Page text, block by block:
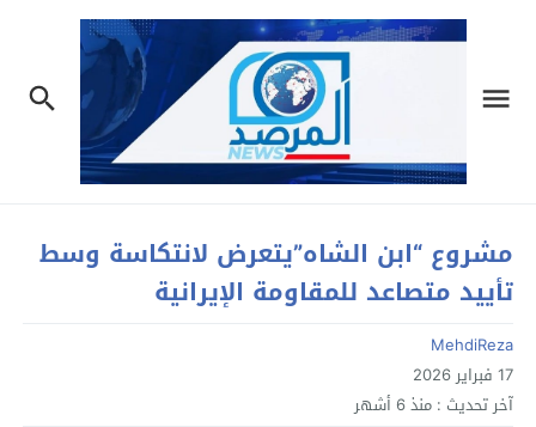
مشروع “ابن الشاه”يتعرض لانتكاسة وسط
تأييد متصاعد للمقاومة الإيرانية
MehdiReza
17 فبراير 2026
آخر تحديث : منذ 6 أشهر